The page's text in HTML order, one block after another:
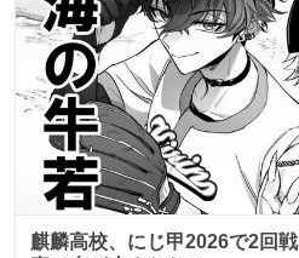
麒麟高校、にじ甲2026で2回